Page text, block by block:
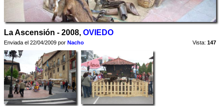
La Ascensión - 2008, OVIEDO
Enviada el 22/04/2009 por Nacho Vista: 147